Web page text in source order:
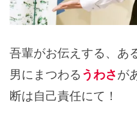
吾輩がお伝えする、あ
男にまつわる うわさが
断は自己責任にて！